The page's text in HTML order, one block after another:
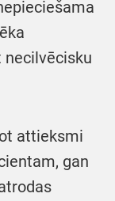
attieksmi
gan